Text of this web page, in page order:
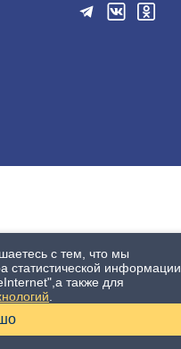
с тем, что мы
статистической информации
также для